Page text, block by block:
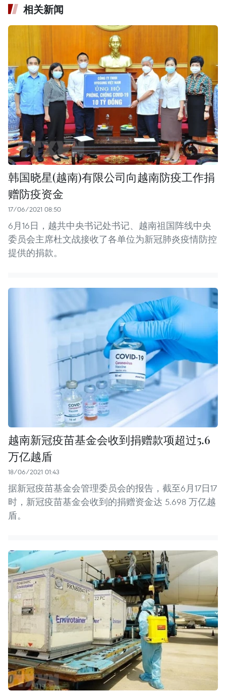
相关新闻
韩国晓星(越南)有限公司向越南防疫工作捐
赠防疫资金
17/06/2021 08:50
6月16日，越共中央书记处书记、越南祖国阵线中央
委员会主席杜文战接收了各单位为新冠肺炎疫情防控
提供的捐款。
越南新冠疫苗基金会收到捐赠款项超过5.6
万亿越盾
18/06/2021 01:43
据新冠疫苗基金会管理委员会的报告，截至6月17日17
时，新冠疫苗基金会收到的捐赠资金达 5.698 万亿越
盾。